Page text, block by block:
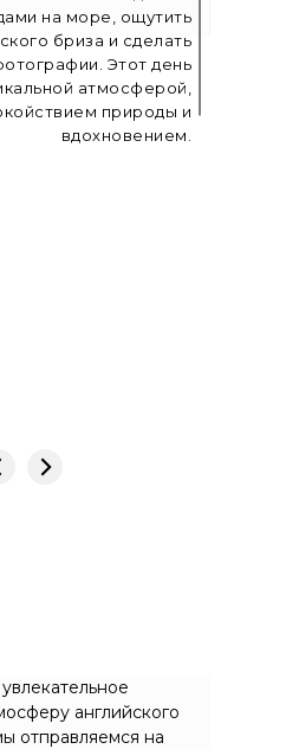
на море, ощутить
бриза и сделать
Этот день
атмосферой,
природы и
вдохновением.
английского
отправляемся на